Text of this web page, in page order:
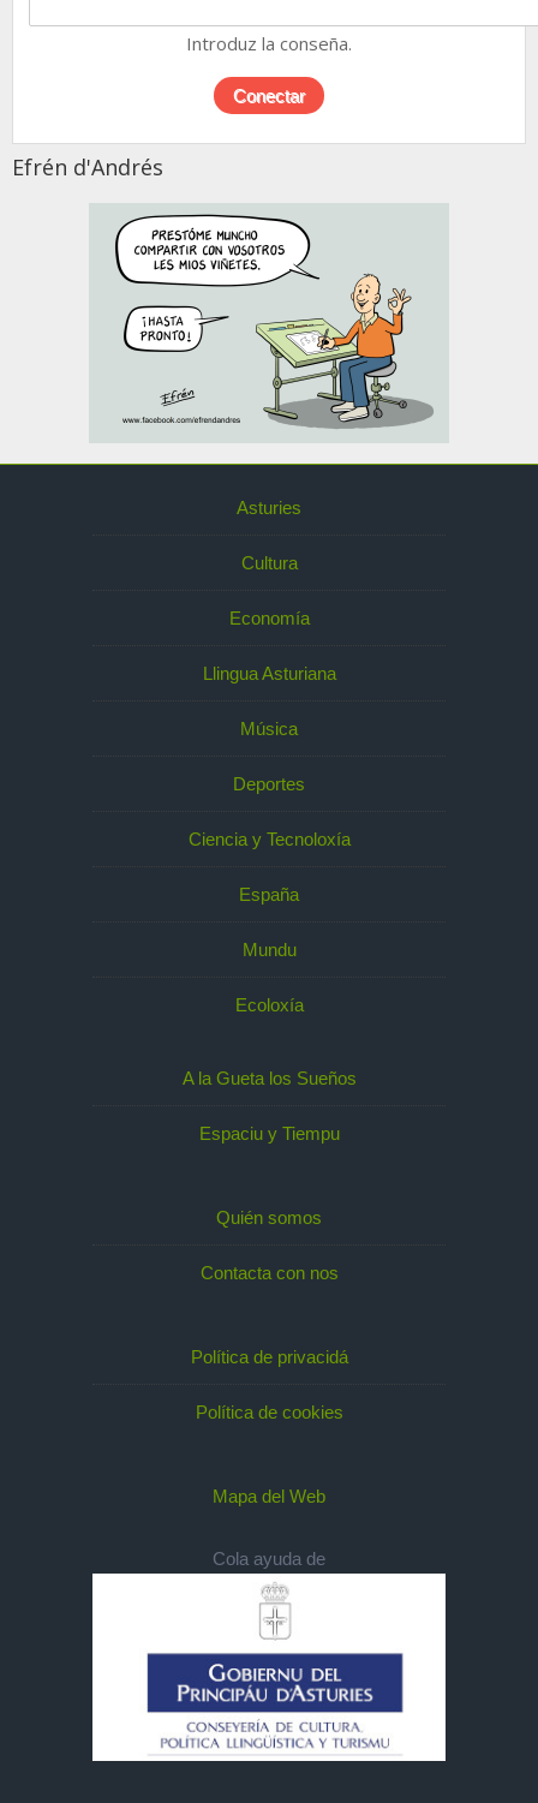
Introduz la conseña.
Efrén d'Andrés
Asturies
Cultura
Economía
Llingua Asturiana
Música
Deportes
Ciencia y Tecnoloxía
España
Mundu
Ecoloxía
A la Gueta los Sueños
Espaciu y Tiempu
Quién somos
Contacta con nos
Política de privacidá
Política de cookies
Mapa del Web
Cola ayuda de